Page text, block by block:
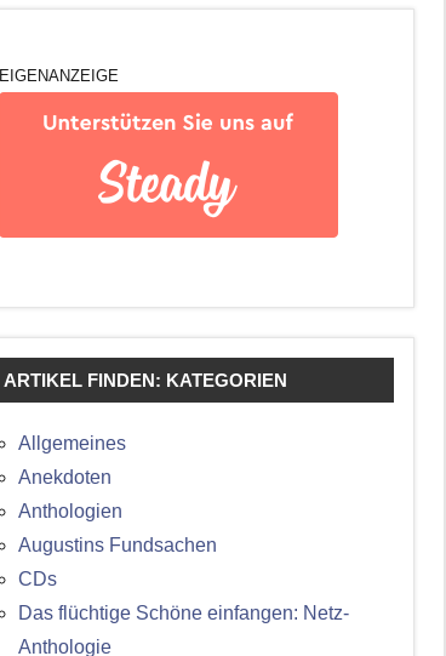
EIGENANZEIGE
ARTIKEL FINDEN: KATEGORIEN
Allgemeines
Anekdoten
Anthologien
Augustins Fundsachen
CDs
Das flüchtige Schöne einfangen: Netz-
Anthologie